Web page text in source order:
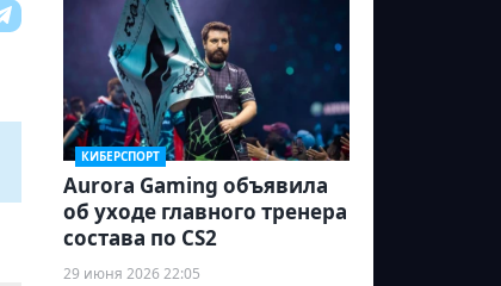
КИБЕРСПОРТ
Aurora Gaming объявила
об уходе главного тренера
состава по CS2
29 июня 2026 22:05